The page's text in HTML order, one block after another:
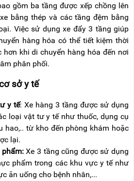
gồm ba tầng được xếp chồng lên
bằng thép và các tầng đệm bằng
Việc sử dụng xe đẩy 3 tầng giúp
hàng hóa có thể tiết kiệm thời
hơn khi di chuyển hàng hóa đến nơi
phân phối.
sở y tế
y tế: Xe hàng 3 tầng được sử dụng
loại vật tư y tế như thuốc, dụng cụ
hao,.. từ kho đến phòng khám hoặc
lại.
Xe 3 tầng cũng được sử dụng
phẩm trong các khu vực y tế như
ăn uống cho bệnh nhân,...